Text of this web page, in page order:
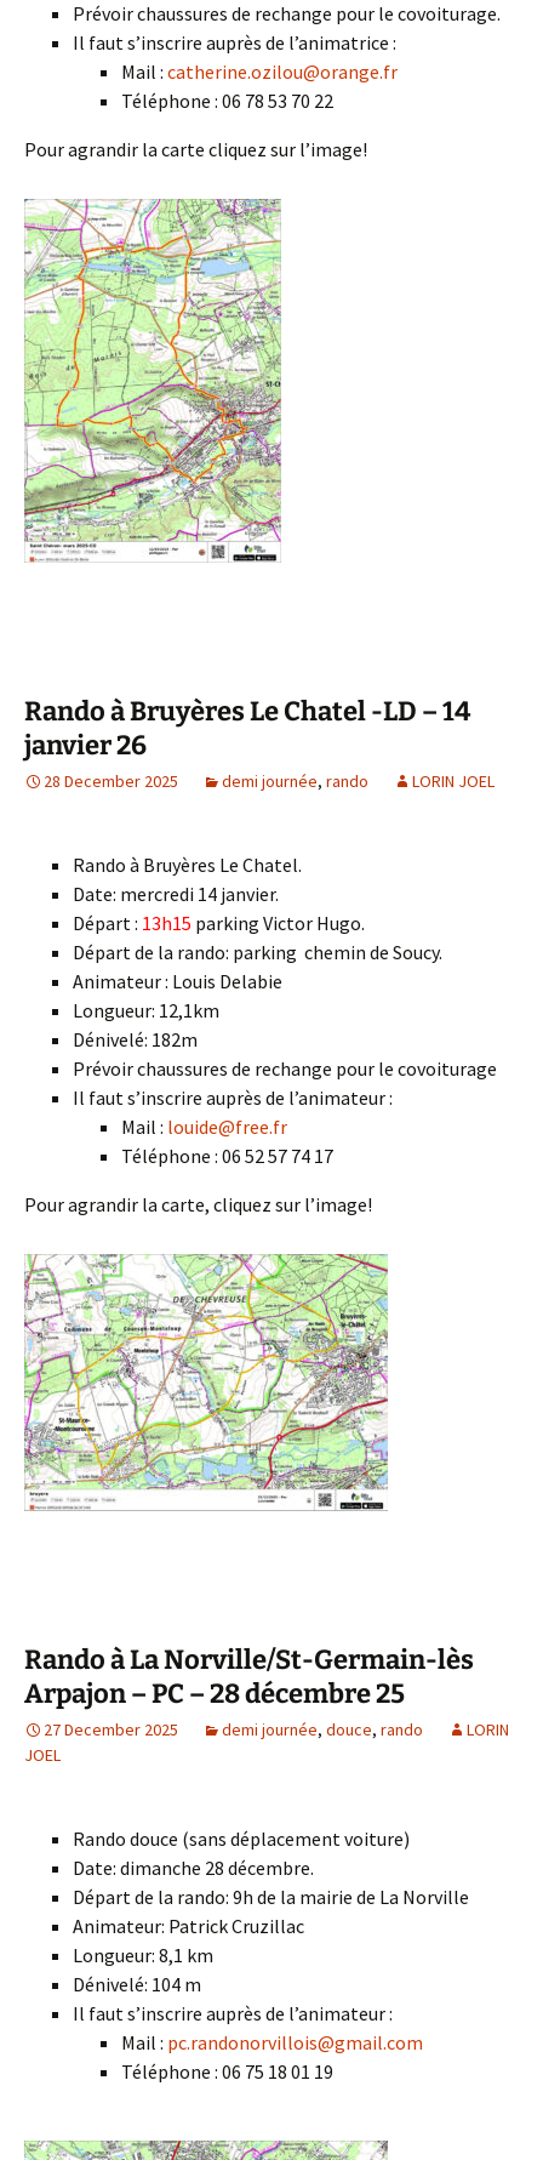
Prévoir chaussures de rechange pour le covoiturage.
Il faut s’inscrire auprès de l’animatrice :
Mail : catherine.ozilou@orange.fr
Téléphone : 06 78 53 70 22
Pour agrandir la carte cliquez sur l’image!
Rando à Bruyères Le Chatel -LD – 14
janvier 26
28 December 2025 demi journée, rando LORIN JOEL
Rando à Bruyères Le Chatel.
Date: mercredi 14 janvier.
Départ : 13h15 parking Victor Hugo.
Départ de la rando: parking chemin de Soucy.
Animateur : Louis Delabie
Longueur: 12,1km
Dénivelé: 182m
Prévoir chaussures de rechange pour le covoiturage
Il faut s’inscrire auprès de l’animateur :
Mail : louide@free.fr
Téléphone : 06 52 57 74 17
Pour agrandir la carte, cliquez sur l’image!
Rando à La Norville/St-Germain-lès
Arpajon – PC – 28 décembre 25
27 December 2025 demi journée, douce, rando
LORIN
JOEL
Rando douce (sans déplacement voiture)
Date: dimanche 28 décembre.
Départ de la rando: 9h de la mairie de La Norville
Animateur: Patrick Cruzillac
Longueur: 8,1 km
Dénivelé: 104 m
Il faut s’inscrire auprès de l’animateur :
Mail : pc.randonorvillois@gmail.com
Téléphone : 06 75 18 01 19